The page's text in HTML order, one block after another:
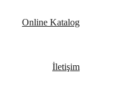
Online Katalog
İletişim